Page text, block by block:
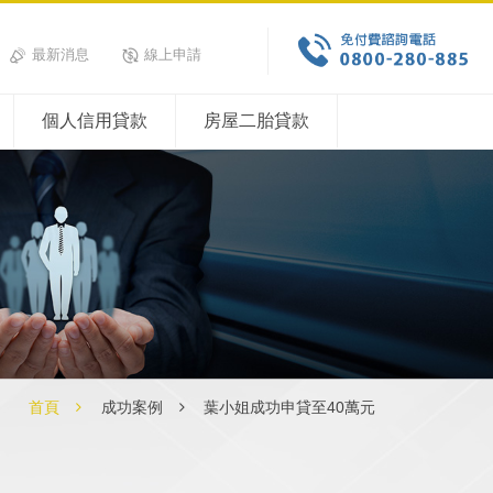
最新消息 線上申請
個人信用貸款 房屋二胎貸款
首頁 成功案例 葉小姐成功申貸至40萬元